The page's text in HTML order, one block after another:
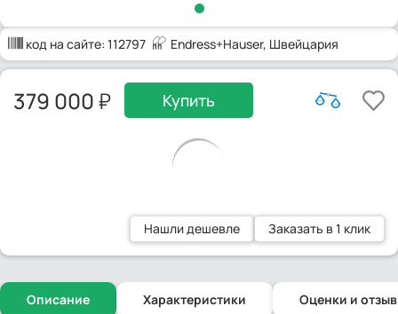
код на сайте: 112797 Endress+Hauser, Швейцария
379 000 Купить
Нашли дешевле Заказать в 1 клик
Описание Характеристики Оценки и